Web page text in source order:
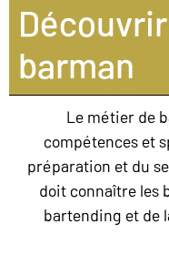
barman
Le métier de
compétences et
préparation et du
doit connaître les
bartending et de